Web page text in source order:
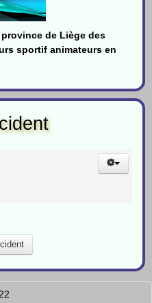
de Liège des
sportif animateurs en